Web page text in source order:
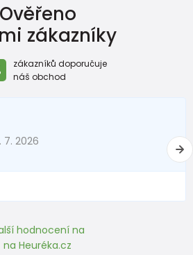
Ověřeno
zákazníky
zákazníků doporučuje
náš obchod
7. 2026
hodnocení na
na Heuréka.cz